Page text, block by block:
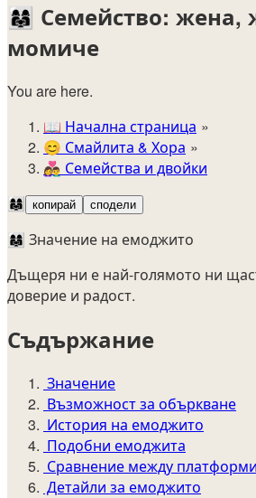
👩‍👩‍👧 Семейство: жена,
момиче
You are here.
📖 Начална страница
😊️ Смайлита & Хора
👩‍❤️‍👨 Семейства и двойки
👩‍👩‍👧 копирай сподели
👩‍👩‍👧 Значение на емоджито
Дъщеря ни е най-голямото ни
доверие и радост.
Съдържание
Значение
Възможност за объркване
История на емоджито
Подобни емоджита
Сравнение между
Детайли за емоджито